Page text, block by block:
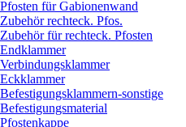
Pfosten für Gabionenwand
Zubehör rechteck. Pfos.
Zubehör für rechteck. Pfosten
Endklammer
Verbindungsklammer
Eckklammer
Befestigungsklammern-sonstige
Befestigungsmaterial
Pfostenkappe